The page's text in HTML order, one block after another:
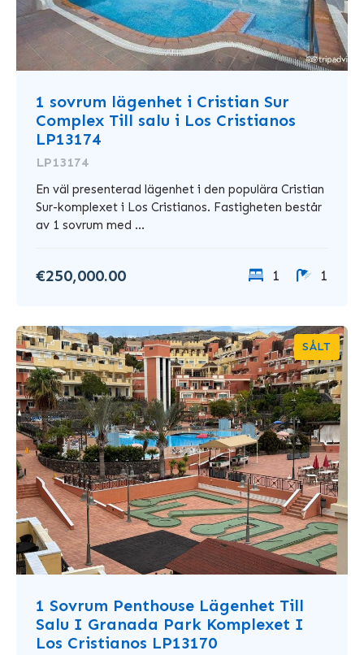
1 sovrum lägenhet i Cristian Sur
Complex Till salu i Los Cristianos
LP13174
LP13174
En väl presenterad lägenhet i den populära Cristian
Sur-komplexet i Los Cristianos. Fastigheten består
av 1 sovrum med ...
€250,000.00 1 1
SÅLT
1 Sovrum Penthouse Lägenhet Till
Salu I Granada Park Komplexet I
Los Cristianos LP13170